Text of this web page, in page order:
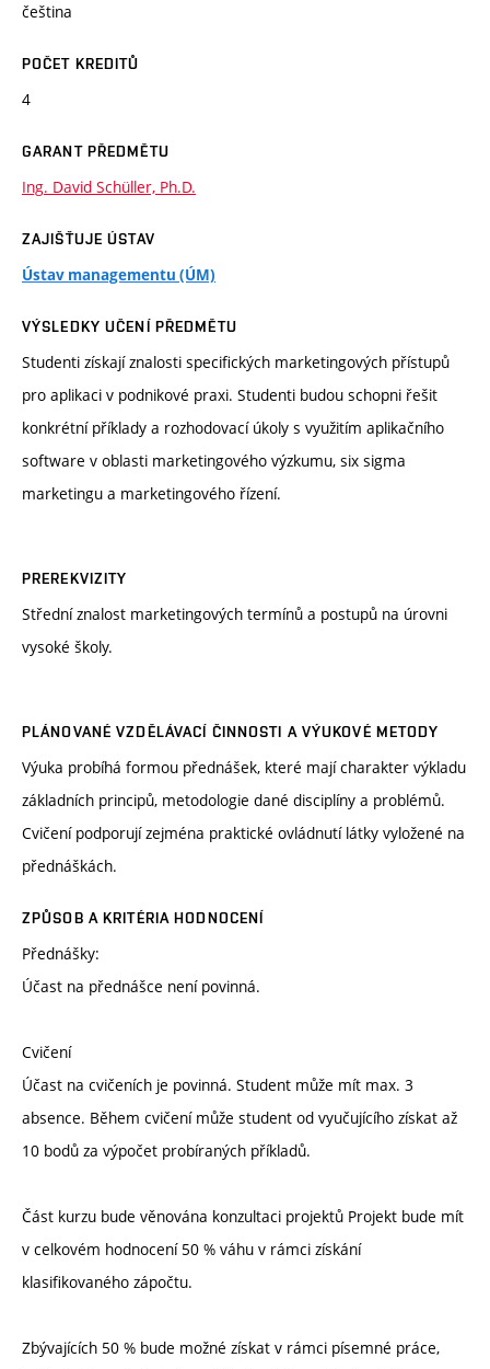
čeština
POČET KREDITŮ
4
GARANT PŘEDMĚTU
Ing. David Schüller, Ph.D.
ZAJIŠŤUJE ÚSTAV
Ústav managementu (ÚM)
VÝSLEDKY UČENÍ PŘEDMĚTU
Studenti získají znalosti specifických marketingových přístupů
pro aplikaci v podnikové praxi. Studenti budou schopni řešit
konkrétní příklady a rozhodovací úkoly s využitím aplikačního
software v oblasti marketingového výzkumu, six sigma
marketingu a marketingového řízení.
PREREKVIZITY
Střední znalost marketingových termínů a postupů na úrovni
vysoké školy.
PLÁNOVANÉ VZDĚLÁVACÍ ČINNOSTI A VÝUKOVÉ METODY
Výuka probíhá formou přednášek, které mají charakter výkladu
základních principů, metodologie dané disciplíny a problémů.
Cvičení podporují zejména praktické ovládnutí látky vyložené na
přednáškách.
ZPŮSOB A KRITÉRIA HODNOCENÍ
Přednášky:
Účast na přednášce není povinná.
Cvičení
Účast na cvičeních je povinná. Student může mít max. 3
absence. Během cvičení může student od vyučujícího získat až
10 bodů za výpočet probíraných příkladů.
Část kurzu bude věnována konzultaci projektů Projekt bude mít
v celkovém hodnocení 50 % váhu v rámci získání
klasifikovaného zápočtu.
Zbývajících 50 % bude možné získat v rámci písemné práce,